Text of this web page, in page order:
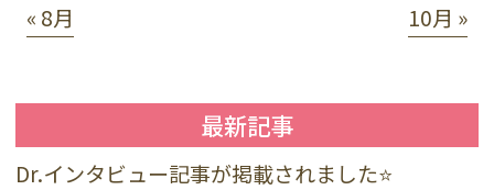
« 8月 10月 »
最新記事
Dr.インタビュー記事が掲載されました⭐️